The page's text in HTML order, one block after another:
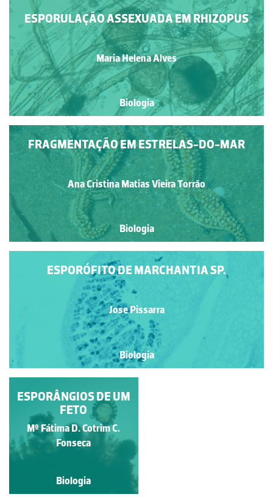
ESPORULAÇÃO ASSEXUADA EM RHIZOPUS
Maria Helena Alves
Biologia
FRAGMENTAÇÃO EM ESTRELAS-DO-MAR
Ana Cristina Matias Vieira Torrão
Biologia
ESPORÓFITO DE MARCHANTIA SP.
Jose Pissarra
Biologia
APOTÉCIO
LECANORINO DE UM
LÍQUEN
Silvana Munzi
Biologia
ESPORÂNGIOS DE UM
FETO
Mº Fátima D. Cotrim C.
Fonseca
Biologia